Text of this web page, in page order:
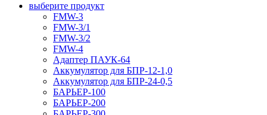
выберите продукт
FMW-3
FMW-3/1
FMW-3/2
FMW-4
Адаптер ПАУК-64
Аккумулятор для БПР-12-1,0
Аккумулятор для БПР-24-0,5
БАРЬЕР-100
БАРЬЕР-200